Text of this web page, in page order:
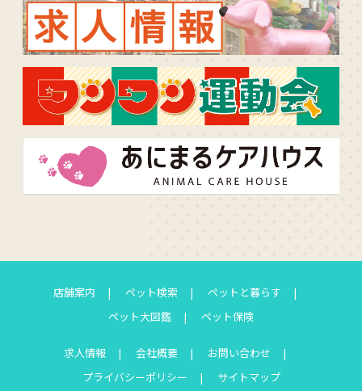
店舗案内 ペット検索
ペットと暮らす
ペット大図鑑
ペット保険
求人情報 会社概要
お問い合わせ
プライバシーポリシー
サイトマップ